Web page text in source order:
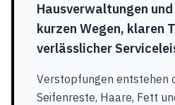
Hausverwaltungen
kurzen Wegen, klaren
verlässlicher
Verstopfungen entstehen
Seifenreste, Haare, Fett